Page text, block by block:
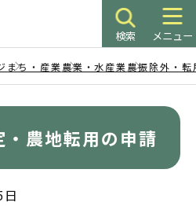
検索 メニュー
まち・産業農業・水産業農振除外・転
農地転用の申請